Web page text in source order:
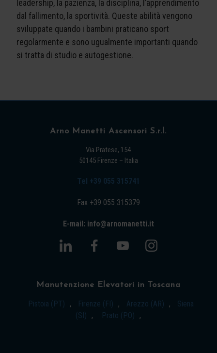
leadership, la pazienza, la disciplina, l’apprendimento
dal fallimento, la sportività. Queste abilità vengono
sviluppate quando i bambini praticano sport
regolarmente e sono ugualmente importanti quando
si tratta di studio e autogestione.
Arno Manetti Ascensori S.r.l.
Via Pratese, 154
50145 Firenze – Italia
Tel +39 055 315741
Fax +39 055 315379
E-mail: info@arnomanetti.it
Manutenzione Elevatori in Toscana
Pistoia (PT) , Firenze (FI) , Arezzo (AR) ,
Siena
(SI)
, Prato (PO) ,